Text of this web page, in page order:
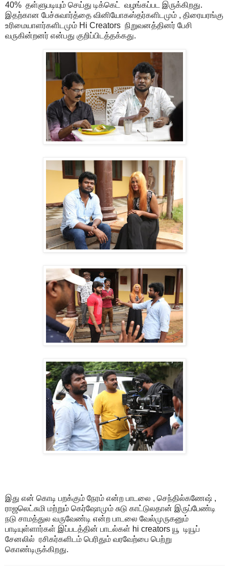
40% தள்ளுபடியும் செய்து டிக்கெட் வழங்கப்பட இருக்கிறது.
இதற்கான பேச்சுவார்த்தை வினியோகஸ்தர்களிடமும் , திரையரங்கு
உரிமையாளர்களிடமும் Hi Creators நிறுவனத்தினர் பேசி
வருகின்றனர் என்பது குறிப்பிடத்தக்கது.
இது என் கொடி பறக்கும் நேரம் என்ற பாடலை , செந்தில்கணேஷ் ,
ராஜலெட்சுமி மற்றும் கெர்ஷோமும் சுடு காட்டுலதான் இருப்பேண்டி
நடு சாமத்துல வருவேண்டி என்ற பாடலை வேல்முருகனும்
பாடியுள்ளார்கள் இப்படத்தின் பாடல்கள் hi creators யூ டியூப்
சேனலில் ரசிகர்களிடம் பெரிதும் வரவேற்பை பெற்று
கொண்டிருக்கிறது.